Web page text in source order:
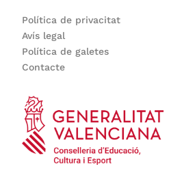
Política de privacitat
Avís legal
Política de galetes
Contacte